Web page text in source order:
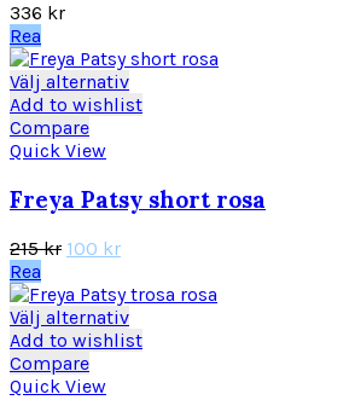
kan
väljas
på
produktsidan
336 kr
Rea
Välj alternativDen
här
varianter.
De
kan
väljas
på
produktsidan
Add to wishlist
Compare
Quick View
Freya Patsy short rosa
215kr Det
priset
var:
215 kr.
100 krDet
priset
är:
100 kr.
Rea
Välj alternativDen
här
Add to wishlist
Compare
Quick View